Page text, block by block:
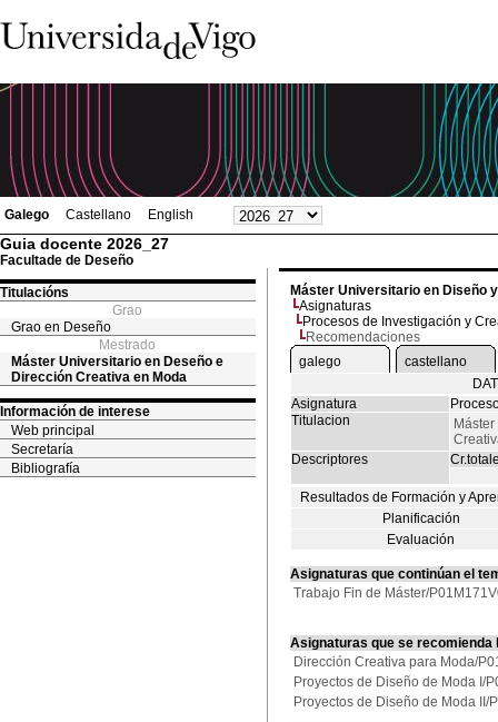
Galego Castellano English
Guia docente 2026_27
Facultade de Deseño
Titulacións
Grao
Grao en Deseño
Mestrado
Máster Universitario en Deseño e
Dirección Creativa en Moda
Información de interese
Web principal
Secretaría
Bibliografía
Máster Universitario en Diseño
Asignaturas
Procesos de Investigación y
Recomendaciones
galego
castellano
Asignatura
Titulacion
Descriptores
Resultados de Formación y
Planificación
Evaluación
Asignaturas que continúan el
Trabajo Fin de Máster/
Asignaturas que se
Dirección Creativa para Moda/
Proyectos de Diseño de Moda I/
Proyectos de Diseño de Moda II/